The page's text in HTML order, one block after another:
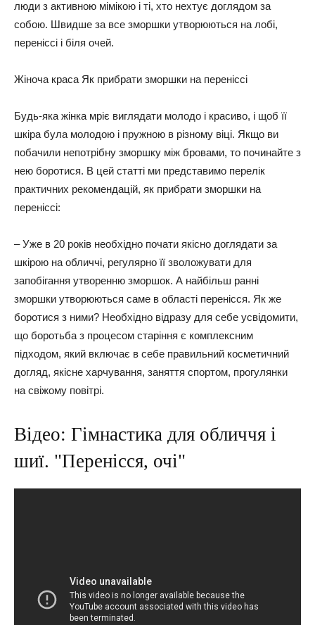
люди з активною мімікою і ті, хто нехтує доглядом за
собою. Швидше за все зморшки утворюються на лобі,
переніссі і біля очей.
Жіноча краса Як прибрати зморшки на переніссі
Будь-яка жінка мріє виглядати молодо і красиво, і щоб її
шкіра була молодою і пружною в різному віці. Якщо ви
побачили непотрібну зморшку між бровами, то починайте з
нею боротися. В цей статті ми представимо перелік
практичних рекомендацій, як прибрати зморшки на
переніссі:
– Уже в 20 років необхідно почати якісно доглядати за
шкірою на обличчі, регулярно її зволожувати для
запобігання утворенню зморшок. А найбільш ранні
зморшки утворюються саме в області перенісся. Як же
боротися з ними? Необхідно відразу для себе усвідомити,
що боротьба з процесом старіння є комплексним
підходом, який включає в себе правильний косметичний
догляд, якісне харчування, заняття спортом, прогулянки
на свіжому повітрі.
Відео: Гімнастика для обличчя і
шиї. "Перенісся, очі"